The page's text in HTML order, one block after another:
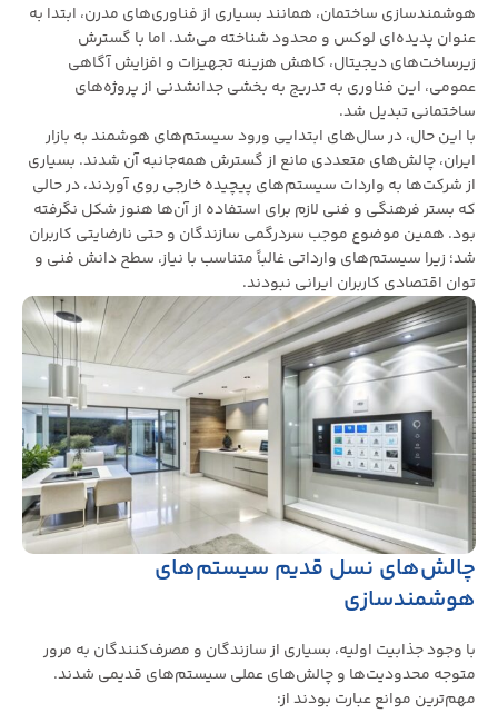
هوشمندسازی ساختمان، همانند بسیاری از فناوری‌های مدرن، ابتدا به
عنوان پدیده‌ای لوکس و محدود شناخته می‌شد. اما با گسترش
زیرساخت‌های دیجیتال، کاهش هزینه تجهیزات و افزایش آگاهی
عمومی، این فناوری به تدریج به بخشی جدانشدنی از پروژه‌های
ساختمانی تبدیل شد.
با این حال، در سال‌های ابتدایی ورود سیستم‌های هوشمند به بازار
ایران، چالش‌های متعددی مانع از گسترش همه‌جانبه آن شدند. بسیاری
از شرکت‌ها به واردات سیستم‌های پیچیده خارجی روی آوردند، در حالی
که بستر فرهنگی و فنی لازم برای استفاده از آن‌ها هنوز شکل نگرفته
بود. همین موضوع موجب سردرگمی سازندگان و حتی نارضایتی کاربران
شد؛ زیرا سیستم‌های وارداتی غالباً متناسب با نیاز، سطح دانش فنی و
توان اقتصادی کاربران ایرانی نبودند.
چالش‌های نسل قدیم سیستم‌های
هوشمندسازی
با وجود جذابیت اولیه، بسیاری از سازندگان و مصرف‌کنندگان به مرور
متوجه محدودیت‌ها و چالش‌های عملی سیستم‌های قدیمی شدند.
مهم‌ترین موانع عبارت بودند از: